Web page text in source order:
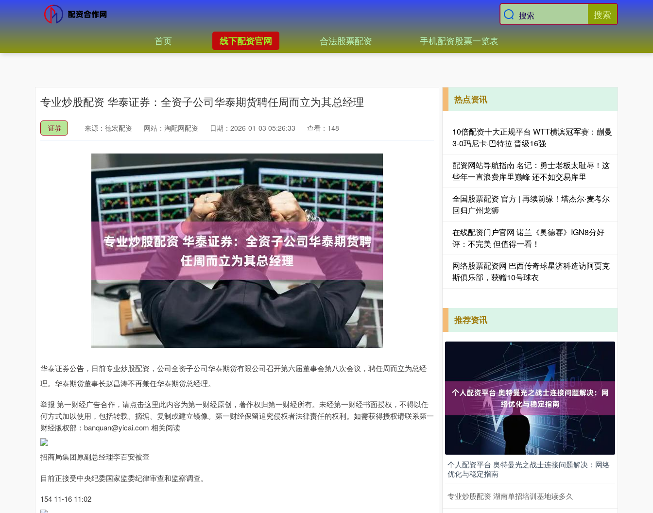
搜索
首页 线下配资官网 合法股票配资 手机配资股票一览表
专业炒股配资 华泰证券：全资子公司华泰期货聘任周而立为其总经理
证券 来源：德宏配资 网站：淘配网配资 日期：2026-01-03 05:26:33 查看：148
华泰证券公告，日前专业炒股配资，公司全资子公司华泰期货有限公司召开第六届董事会第八次会议，聘任周而立为总经
理。华泰期货董事长赵昌涛不再兼任华泰期货总经理。
举报 第一财经广告合作，请点击这里此内容为第一财经原创，著作权归第一财经所有。未经第一财经书面授权，不得以任
何方式加以使用，包括转载、摘编、复制或建立镜像。第一财经保留追究侵权者法律责任的权利。如需获得授权请联系第一
财经版权部：banquan@yicai.com 相关阅读
招商局集团原副总经理李百安被查
目前正接受中央纪委国家监委纪律审查和监察调查。
154 11-16 11:02
热点资讯
10倍配资十大正规平台 WTT横滨冠军赛：蒯曼
3-0玛尼卡·巴特拉 晋级16强
配资网站导航指南 名记：勇士老板太耻辱！这
些年一直浪费库里巅峰 还不如交易库里
全国股票配资 官方 | 再续前缘！塔杰尔·麦考尔
回归广州龙狮
在线配资门户官网 诺兰《奥德赛》IGN8分好
评：不完美 但值得一看！
网络股票配资网 巴西传奇球星济科造访阿贾克
斯俱乐部，获赠10号球衣
推荐资讯
个人配资平台 奥特曼光之战士连接问题解决：网络
优化与稳定指南
专业炒股配资 湖南单招培训基地读多久